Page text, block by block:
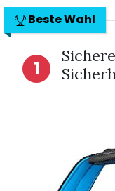
Beste Wahl
1